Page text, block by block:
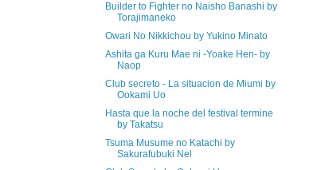
Builder to Fighter no Naisho Banashi by
Torajimaneko
Owari No Nikkichou by Yukino Minato
Ashita ga Kuru Mae ni -Yoake Hen- by
Naop
Club secreto - La situacion de Miumi by
Ookami Uo
Hasta que la noche del festival termine
by Takatsu
Tsuma Musume no Katachi by
Sakurafubuki Nel